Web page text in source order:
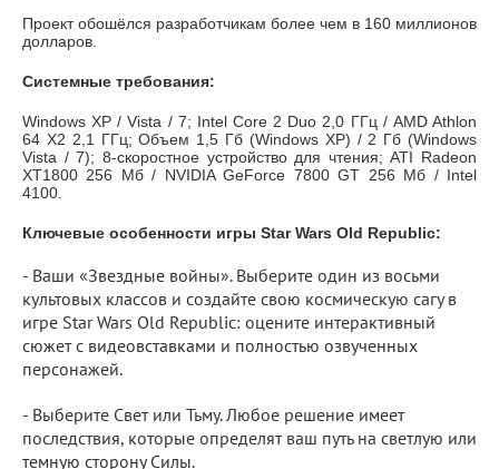
Проект обошёлся разработчикам более чем в 160 миллионов
долларов.
Системные требования:
Windows XP / Vista / 7; Intel Core 2 Duo 2,0 ГГц / AMD Athlon
64 X2 2,1 ГГц; Объем 1,5 Гб (Windows XP) / 2 Гб (Windows
Vista / 7); 8-скоростное устройство для чтения; ATI Radeon
XT1800 256 Мб / NVIDIA GeForce 7800 GT 256 Мб / Intel
4100.
Ключевые особенности игры Star Wars Old Republic:
- Ваши «Звездные войны». Выберите один из восьми
культовых классов и создайте свою космическую сагу в
игре Star Wars Old Republic: оцените интерактивный
сюжет с видеовставками и полностью озвученных
персонажей.
- Выберите Свет или Тьму. Любое решение имеет
последствия, которые определят ваш путь на светлую или
темную сторону Силы.